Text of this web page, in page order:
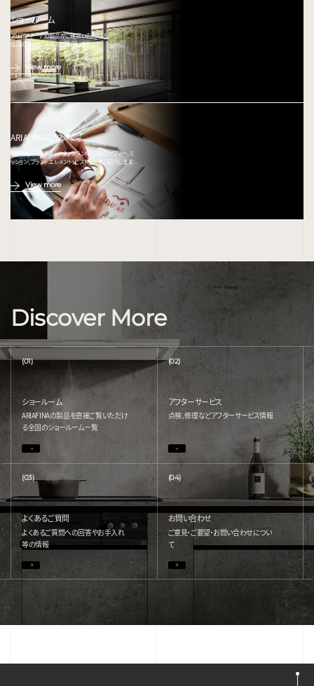
ショールーム
アリアフィーナの製品がご確認いただける、
全国のショールームをご紹介します。
View more
ARIAFINAについて
ARIAFINA(アリアフィーナ) ブランドのフィロソフィー、ミ
ッション、ブランドエレメント、ヒストリーをご紹介します。
View more
Discover More
(01)
ショールーム
ARIAFINAの製品を直接ご覧いただけ
る全国のショールーム一覧
(02)
アフターサービス
点検、修理などアフターサービス情報
(03)
よくあるご質問
よくあるご質問への回答やお手入れ
等の情報
(04)
お問い合わせ
ご意見・ご要望・お問い合わせについ
て